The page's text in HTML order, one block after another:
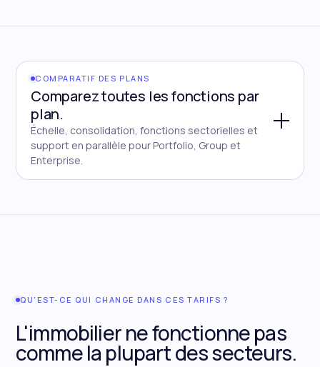
COMPARATIF DES PLANS
Comparez toutes les fonctions par
plan.
Échelle, consolidation, fonctions sectorielles et
support en parallèle pour Portfolio, Group et
Enterprise.
QU'EST-CE QUI CHANGE DANS CES TARIFS ?
L'immobilier ne fonctionne pas
comme la plupart des secteurs.